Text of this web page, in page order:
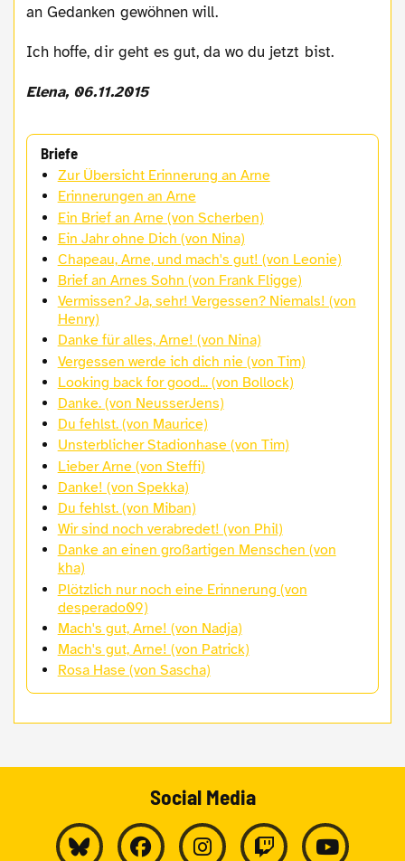
an Gedanken gewöhnen will.
Ich hoffe, dir geht es gut, da wo du jetzt bist.
Elena, 06.11.2015
Briefe
Zur Übersicht Erinnerung an Arne
Erinnerungen an Arne
Ein Brief an Arne (von Scherben)
Ein Jahr ohne Dich (von Nina)
Chapeau, Arne, und mach's gut! (von Leonie)
Brief an Arnes Sohn (von Frank Fligge)
Vermissen? Ja, sehr! Vergessen? Niemals! (von
Henry)
Danke für alles, Arne! (von Nina)
Vergessen werde ich dich nie (von Tim)
Looking back for good... (von Bollock)
Danke. (von NeusserJens)
Du fehlst. (von Maurice)
Unsterblicher Stadionhase (von Tim)
Lieber Arne (von Steffi)
Danke! (von Spekka)
Du fehlst. (von Miban)
Wir sind noch verabredet! (von Phil)
Danke an einen großartigen Menschen (von
kha)
Plötzlich nur noch eine Erinnerung (von
desperado09)
Mach's gut, Arne! (von Nadja)
Mach's gut, Arne! (von Patrick)
Rosa Hase (von Sascha)
Social Media